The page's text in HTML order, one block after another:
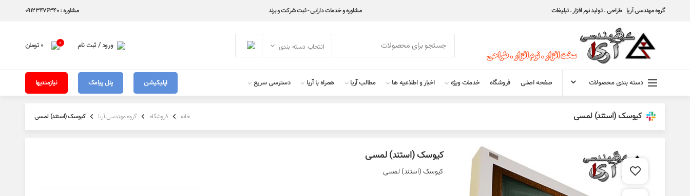
گروه مهندسی آریا طراحی . تولید نرم افزار . تبلیغات مشاوره و خدمات دارایی - ثبت شرکت و برند مشاوره : 09123476340
انتخاب دسته بندی ورود / ثبت نام 0
0 تومان
دسته بندی محصولات صفحه اصلی فروشگاه خدمات ویژه اخبار و اطلاعیه ها مطالب آریا همراه با آریا دسترسی سریع اپلیکیشن پنل پیامک نیازمندیها
کیوسک (استند) لمسی‌ خانه فروشگاه گروه مهندسی آریا کیوسک (استند) لمسی‌
افزودن به علاقه مندی
کیوسک (استند) لمسی‌
کیوسک (استند) لمسی‌